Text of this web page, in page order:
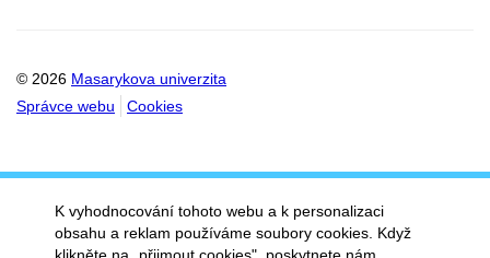
© 2026 Masarykova univerzita
Správce webu
Cookies
K vyhodnocování tohoto webu a k personalizaci
obsahu a reklam používáme soubory cookies. Když